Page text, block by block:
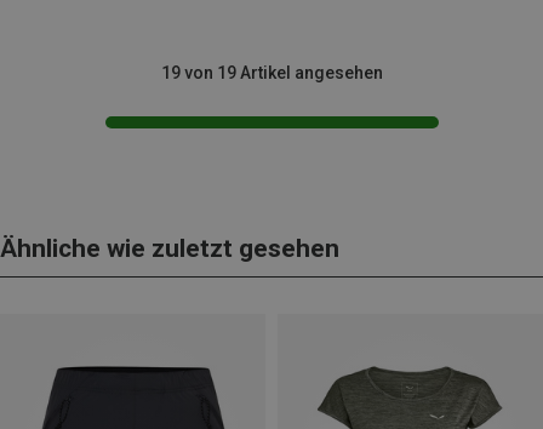
19 von 19 Artikel angesehen
Ähnliche wie zuletzt gesehen